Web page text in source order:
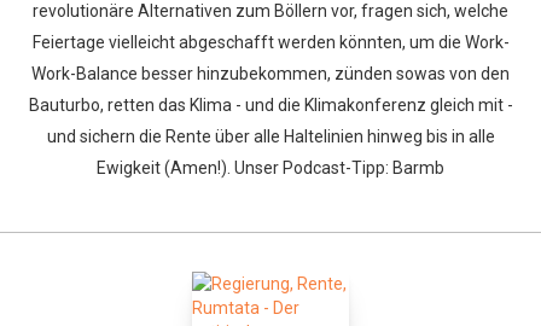
revolutionäre Alternativen zum Böllern vor, fragen sich, welche
Feiertage vielleicht abgeschafft werden könnten, um die Work-
Work-Balance besser hinzubekommen, zünden sowas von den
Bauturbo, retten das Klima - und die Klimakonferenz gleich mit -
und sichern die Rente über alle Haltelinien hinweg bis in alle
Ewigkeit (Amen!). Unser Podcast-Tipp: Barmb